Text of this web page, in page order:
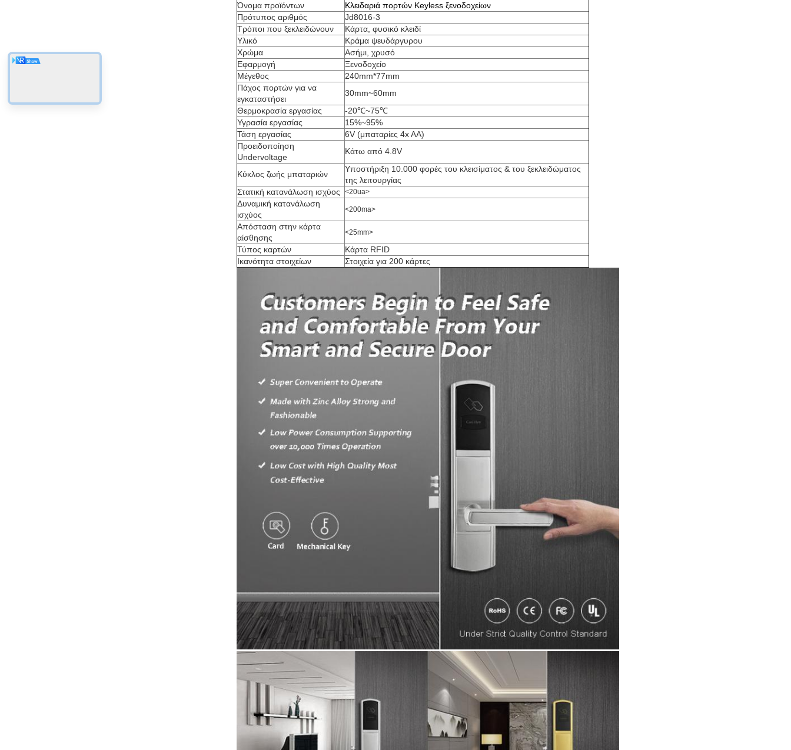
Όνομα προϊόντων
Κλειδαριά πορτών Keyless ξενοδοχείων
Πρότυπος αριθμός
Jd8016-3
Τρόποι που ξεκλειδώνουν
Κάρτα, φυσικό κλειδί
Υλικό
Κράμα ψευδάργυρου
Χρώμα
Ασήμι, χρυσό
Εφαρμογή
Ξενοδοχείο
Μέγεθος
240mm*77mm
Πάχος πορτών για να
εγκαταστήσει
30mm~60mm
Θερμοκρασία εργασίας
-20℃~75℃
Υγρασία εργασίας
15%~95%
Τάση εργασίας
6V (μπαταρίες 4x AA)
Προειδοποίηση
Undervoltage
Κάτω από 4.8V
Κύκλος ζωής μπαταριών
Υποστήριξη 10.000 φορές του κλεισίματος & του ξεκλειδώματος
της λειτουργίας
Στατική κατανάλωση ισχύος
<20ua>
Δυναμική κατανάλωση
ισχύος
<200ma>
Απόσταση στην κάρτα
αίσθησης
<25mm>
Τύπος καρτών
Κάρτα RFID
Ικανότητα στοιχείων
Στοιχεία για 200 κάρτες
Αφήστε ένα μήνυμα Θα σας καλέσουμε